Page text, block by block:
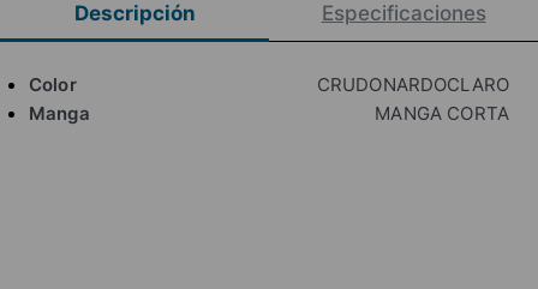
Descripción Especificaciones
Color
CRUDONARDOCLARO
Manga
MANGA CORTA